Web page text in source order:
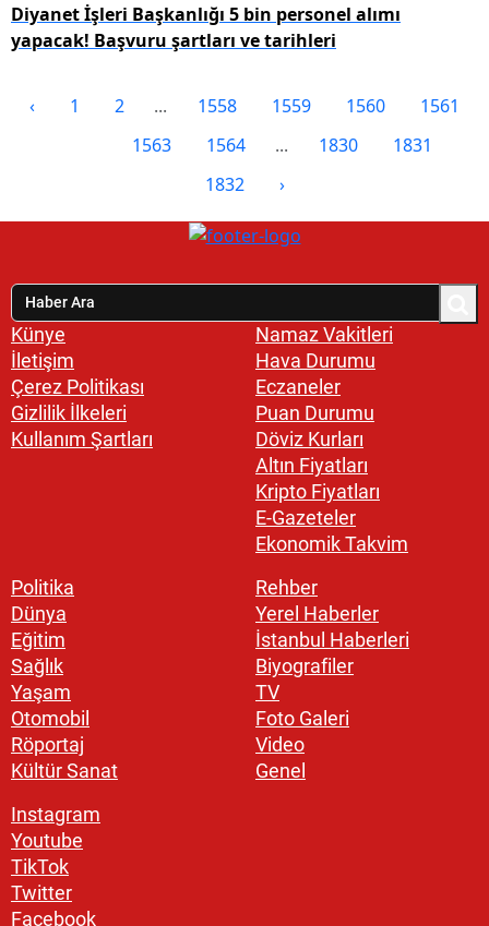
Diyanet İşleri Başkanlığı 5 bin personel alımı
yapacak! Başvuru şartları ve tarihleri
‹ 1 2 ... 1558 1559 1560
1561
1563 1564 ... 1830
1831
1832
›
Künye
İletişim
Çerez Politikası
Gizlilik İlkeleri
Kullanım Şartları
Namaz Vakitleri
Hava Durumu
Eczaneler
Puan Durumu
Döviz Kurları
Altın Fiyatları
Kripto Fiyatları
E-Gazeteler
Ekonomik Takvim
Politika
Dünya
Eğitim
Sağlık
Yaşam
Otomobil
Röportaj
Kültür Sanat
Rehber
Yerel Haberler
İstanbul Haberleri
Biyografiler
TV
Foto Galeri
Video
Genel
Instagram
Youtube
TikTok
Twitter
Facebook